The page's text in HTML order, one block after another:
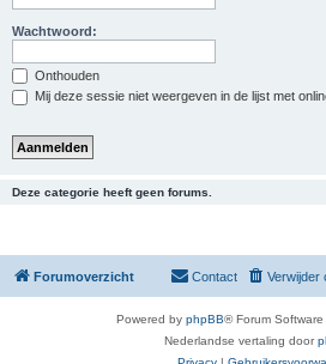
Wachtwoord:
Onthouden
Mij deze sessie niet weergeven in de lijst met
Deze categorie heeft geen forums.
Forumoverzicht Verwijder
Contact
Powered by phpBB® Forum
Nederlandse vertaling door